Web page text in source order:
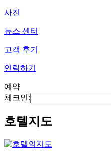
사진
뉴스 센터
고객 후기
연락하기
예약
체크인:
호텔지도